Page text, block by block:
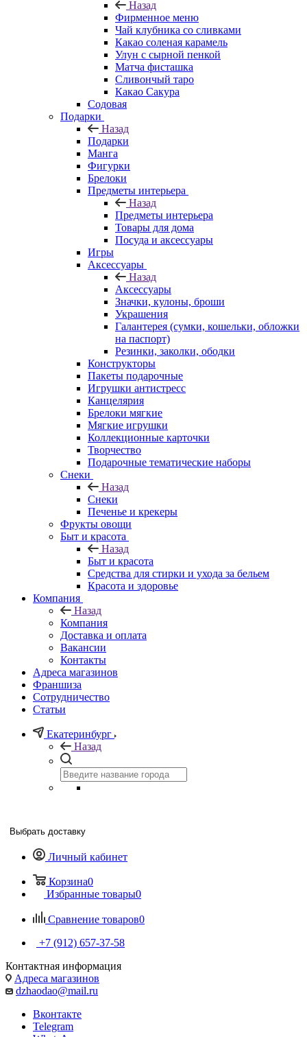
Назад
Фирменное меню
Чай клубника со сливками
Какао соленая карамель
Улун с сырной пенкой
Матча фисташка
Сливончый таро
Какао Сакура
Содовая
Подарки
Назад
Подарки
Манга
Фигурки
Брелоки
Предметы интерьера
Назад
Предметы интерьера
Товары для дома
Посуда и аксессуары
Игры
Аксессуары
Назад
Аксессуары
Значки, кулоны, броши
Украшения
Галантерея (сумки, кошельки, обложки
на паспорт)
Резинки, заколки, ободки
Конструкторы
Пакеты подарочные
Игрушки антистресс
Канцелярия
Брелоки мягкие
Мягкие игрушки
Коллекционные карточки
Творчество
Подарочные тематические наборы
Снеки
Назад
Снеки
Печенье и крекеры
Фрукты овощи
Быт и красота
Назад
Быт и красота
Средства для стирки и ухода за бельем
Красота и здоровье
Компания
Назад
Компания
Доставка и оплата
Вакансии
Контакты
Адреса магазинов
Франшиза
Сотрудничество
Статьи
Екатеринбург
Назад
Выбрать доставку
Личный кабинет
Корзина0
Избранные товары0
Сравнение товаров0
+7 (912) 657-37-58
Контактная информация
Адреса магазинов
dzhaodao@mail.ru
Вконтакте
Telegram